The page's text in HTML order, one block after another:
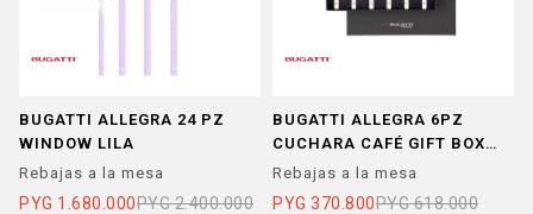
BUGATTI ALLEGRA 24 PZ
WINDOW LILA
Rebajas a la mesa
PYG 1.680.000PYG 2.400.000
BUGATTI ALLEGRA 6PZ
CUCHARA CAFÉ GIFT BOX
LILA
Rebajas a la mesa
PYG 370.800PYG 618.000